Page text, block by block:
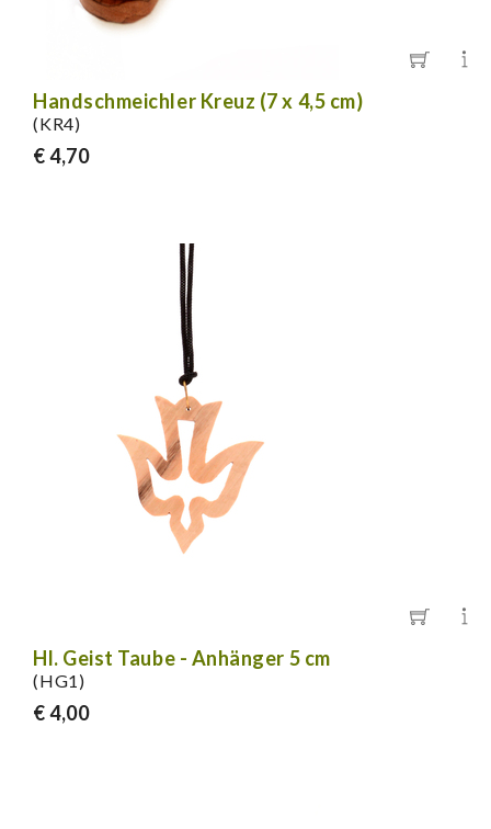
Handschmeichler Kreuz (7 x 4,5 cm)
(KR4)
€ 4,70
Hl. Geist Taube - Anhänger 5 cm
(HG1)
€ 4,00